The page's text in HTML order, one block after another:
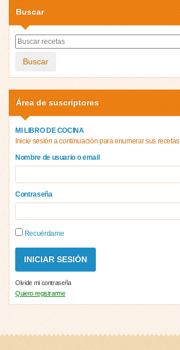
Buscar
Buscar
Área de suscriptores
MI LIBRO DE COCINA
Inicie sesión a continuación para enumerar sus recetas
Nombre de usuario o email
Contraseña
Recuérdame
Olvide mi contraseña
Quiero registrarme